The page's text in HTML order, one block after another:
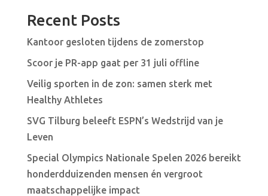
Recent Posts
Kantoor gesloten tijdens de zomerstop
Scoor je PR-app gaat per 31 juli offline
Veilig sporten in de zon: samen sterk met
Healthy Athletes
SVG Tilburg beleeft ESPN’s Wedstrijd van je
Leven
Special Olympics Nationale Spelen 2026 bereikt
honderdduizenden mensen én vergroot
maatschappelijke impact